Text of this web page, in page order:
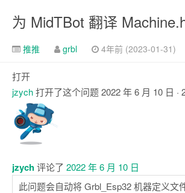
为 MidTBot 翻译
推推 grbl 4年前 (2023-01-31)
打开
jzych打开了这个问题2022 年 6 月 10 日 ·
注
释
jzych评论了 2022 年 6 月 10 日
此问题会自动将 Grbl_Esp32 机器定义文